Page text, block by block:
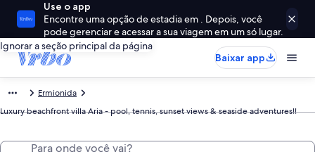
Use o app
Encontre uma opção de estadia em . Depois, você
pode gerenciar e acessar a sua viagem em um só lugar.
Ignorar a seção principal da página
Baixar app
Ermionida
Luxury beachfront villa Aria - pool, tennis, sunset views & seaside adventures!!
Para onde você vai?